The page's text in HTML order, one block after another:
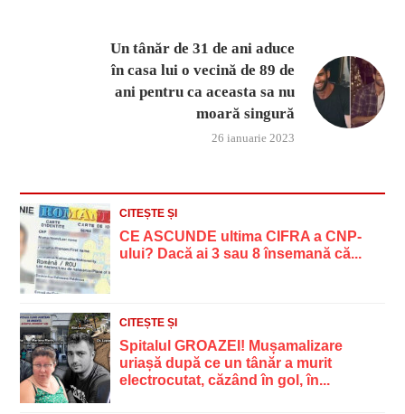
Un tânăr de 31 de ani aduce
în casa lui o vecină de 89 de
ani pentru ca aceasta sa nu
moară singură
26 ianuarie 2023
CITEȘTE ȘI
CE ASCUNDE ultima CIFRA a CNP-
ului? Dacă ai 3 sau 8 însemană că...
CITEȘTE ȘI
Spitalul GROAZEI! Mușamalizare
uriașă după ce un tânăr a murit
electrocutat, căzând în gol, în...